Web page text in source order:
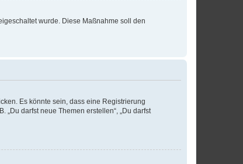
wurde. Diese Maßnahme soll den
Es könnte sein, dass eine Registrierung
darfst neue Themen erstellen“, „Du darfst